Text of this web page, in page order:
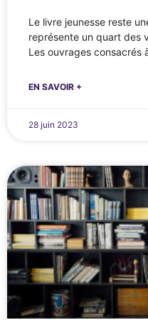
Le livre jeunesse reste
représente un quart des
Les ouvrages consacrés
EN SAVOIR +
28 juin 2023